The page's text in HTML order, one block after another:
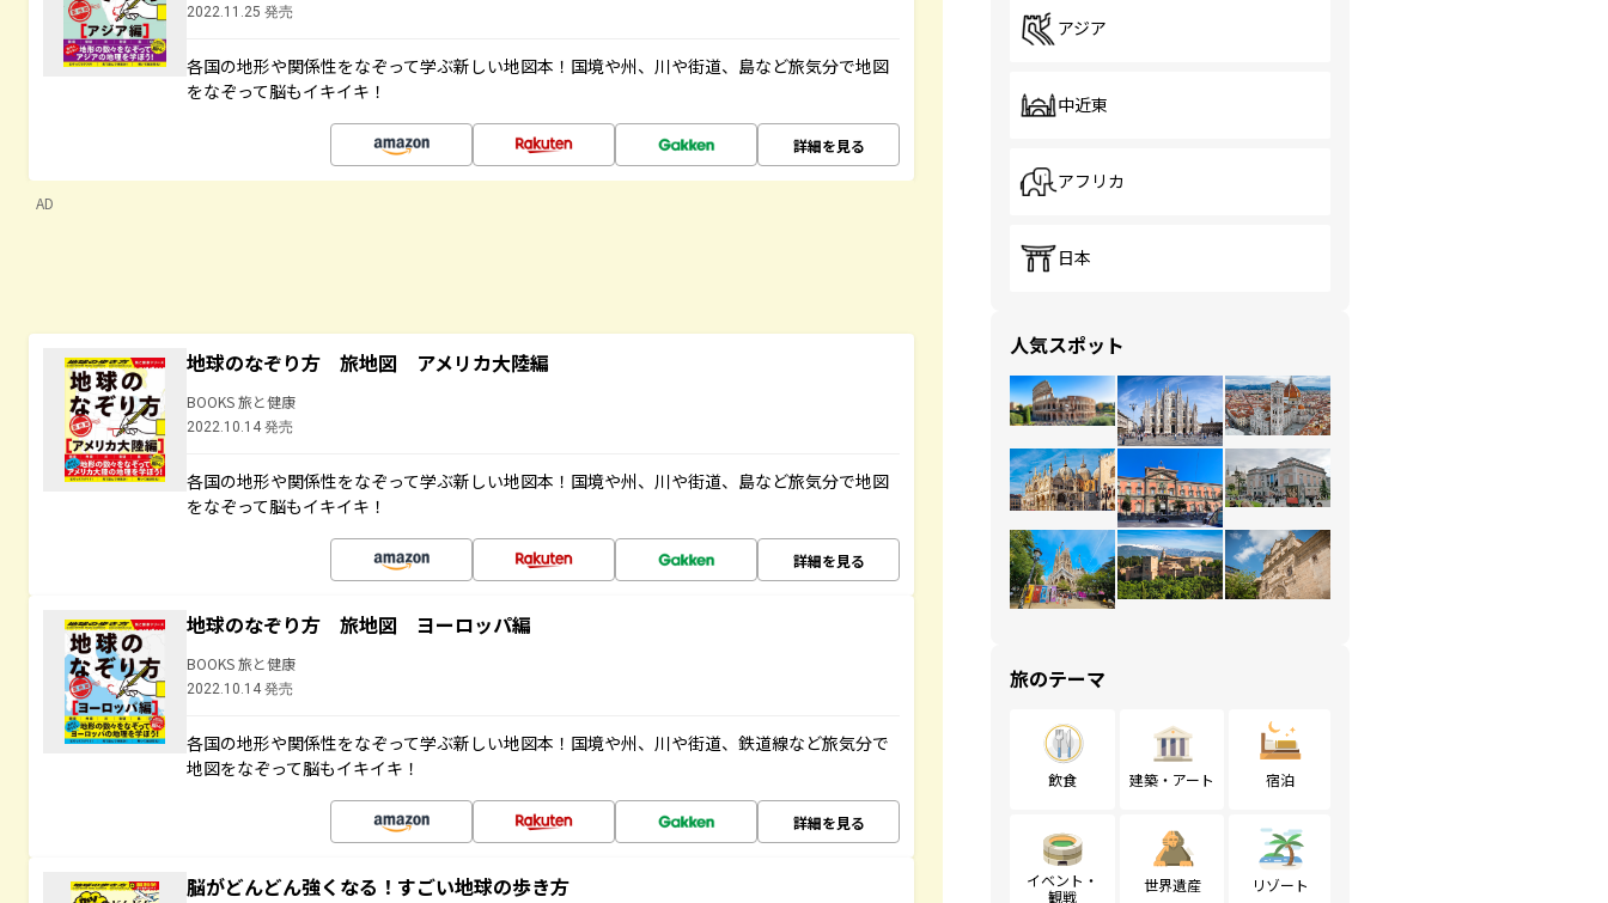
2022.11.25 発売
各国の地形や関係性をなぞって学ぶ新しい地図本！国境や州、川や街道、島など旅気分で地図
をなぞって脳もイキイキ！
詳細を見る
AD
地球のなぞり方 旅地図 アメリカ大陸編
BOOKS 旅と健康
2022.10.14 発売
各国の地形や関係性をなぞって学ぶ新しい地図本！国境や州、川や街道、島など旅気分で地図
をなぞって脳もイキイキ！
詳細を見る
地球のなぞり方 旅地図 ヨーロッパ編
BOOKS 旅と健康
2022.10.14 発売
各国の地形や関係性をなぞって学ぶ新しい地図本！国境や州、川や街道、鉄道線など旅気分で
地図をなぞって脳もイキイキ！
詳細を見る
脳がどんどん強くなる！すごい地球の歩き方
アジア
中近東
アフリカ
日本
人気スポット
旅のテーマ
飲食 建築・アート 宿泊
イベント・
観戦
世界遺産 リゾート